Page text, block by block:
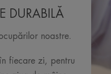
DURABILĂ
noastre.
fiecare zi, pentru